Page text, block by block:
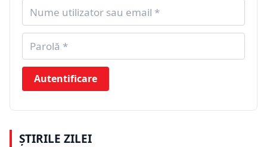
Autentificare
ȘTIRILE ZILEI